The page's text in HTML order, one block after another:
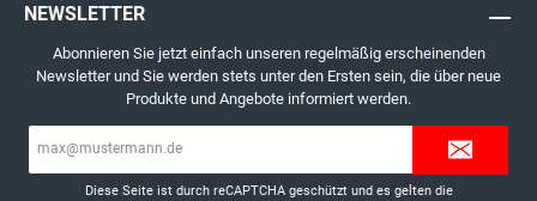
NEWSLETTER
Abonnieren Sie jetzt einfach unseren regelmäßig erscheinenden
Newsletter und Sie werden stets unter den Ersten sein, die über neue
Produkte und Angebote informiert werden.
Diese Seite ist durch reCAPTCHA geschützt und es gelten die